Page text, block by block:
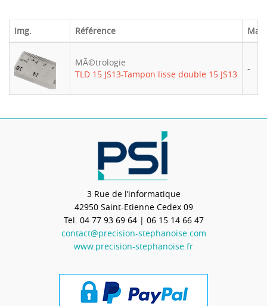
Img. Référence
MÃ©trologie
TLD 15 JS13-Tampon lisse double 15 JS13
-
3 Rue de l’informatique
42950 Saint-Etienne Cedex 09
Tel. 04 77 93 69 64| 06 15 14 66 47
contact@precision-stephanoise.com
www.precision-stephanoise.fr